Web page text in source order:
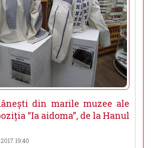
din marile muzee ale
“Ia aidoma”, de la Hanul
19:40